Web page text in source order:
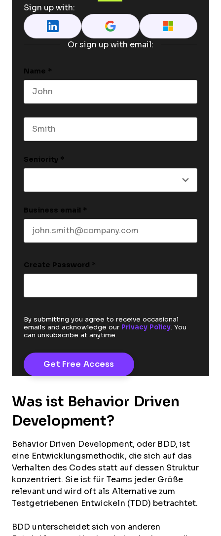
Sign up with:
Or sign up with email:
Name *
Seniority *
Business email *
Create Password *
By submitting you agree to receive occasional
emails and acknowledge our Privacy Policy. You
can unsubscribe at anytime.
Was ist Behavior Driven
Development?
Behavior Driven Development, oder BDD, ist
eine Entwicklungsmethodik, die sich auf das
Verhalten des Codes statt auf dessen Struktur
konzentriert. Sie ist für Teams jeder Größe
relevant und wird oft als Alternative zum
Testgetriebenen Entwickeln (TDD) betrachtet.
BDD unterscheidet sich von anderen